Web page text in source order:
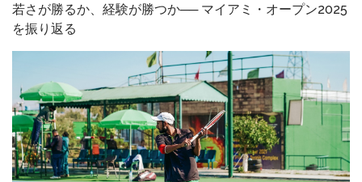
若さが勝るか、経験が勝つか── マイアミ・オープン2025
を振り返る